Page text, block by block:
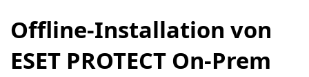
Offline-Installation von
ESET PROTECT On-Prem